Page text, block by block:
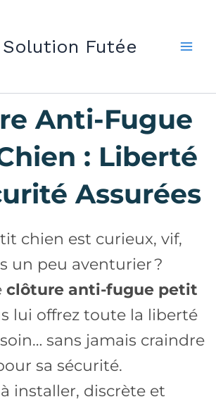
Solution Futée
Anti-Fugue
: Liberté
Assurées
chien est curieux, vif,
un peu aventurier ?
clôture anti-fugue petit
lui offrez toute la liberté
sans jamais craindre
sa sécurité.
installer, discrète et